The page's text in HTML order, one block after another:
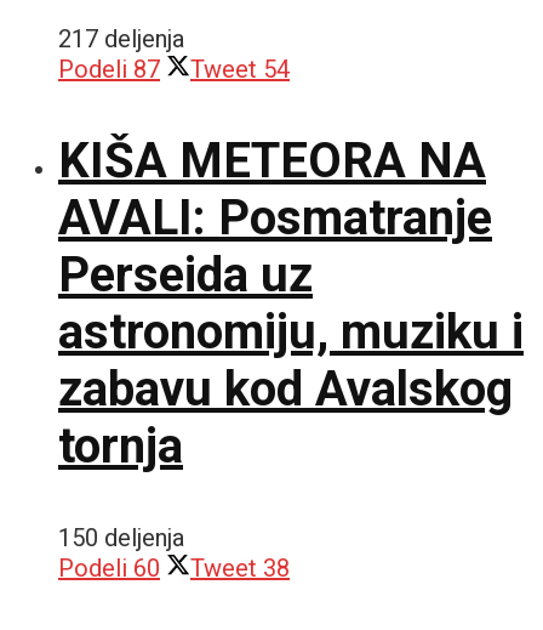
217 deljenja
Podeli 87 Tweet 54
KIŠA METEORA NA
AVALI: Posmatranje
Perseida uz
astronomiju, muziku i
zabavu kod Avalskog
tornja
150 deljenja
Podeli 60 Tweet 38